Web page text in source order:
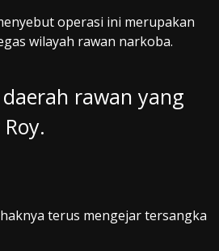
operasi ini merupakan
wilayah rawan narkoba.
rawan yang
terus mengejar tersangka